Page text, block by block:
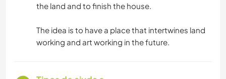
the land and to finish the house.
The idea is to have a place that intertwines land
working and art working in the future.